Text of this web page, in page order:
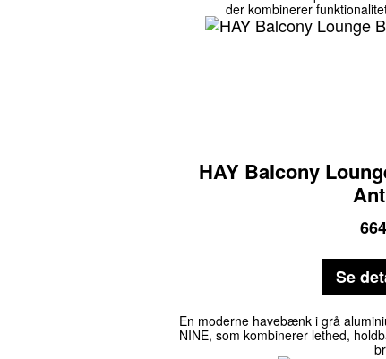
HAY Balcony
der kombinerer
Se
En moderne havebænk i grå
NINE, som kombinerer lethed,